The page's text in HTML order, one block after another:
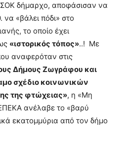
δήμαρχο, αποφάσισαν να
«βάλει πόδι» στο
το οποίο έχει
«ιστορικός τόπος»..! Με
αναφερόταν στις
Δήμους Ζωγράφου και
σχέδιο κοινωνικών
της φτώχειας», η «Μη
ανέλαβε το «βαρύ
εκατομμύρια από τον δήμο